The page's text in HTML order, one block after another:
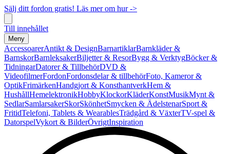
Sälj ditt fordon gratis! Läs mer om hur ->
Till innehållet
Meny
AccessoarerAntikt & DesignBarnartiklarBarnkläder &
BarnskorBarnleksakerBiljetter & ResorBygg & VerktygBöcker &
TidningarDatorer & TillbehörDVD &
VideofilmerFordonFordonsdelar & tillbehörFoto, Kameror &
OptikFrimärkenHandgjort & KonsthantverkHem &
HushållHemelektronikHobbyKlockorKläderKonstMusikMynt &
SedlarSamlarsakerSkorSkönhetSmycken & ÄdelstenarSport &
FritidTelefoni, Tablets & WearablesTrädgård & VäxterTV-spel &
DatorspelVykort & BilderÖvrigtInspiration